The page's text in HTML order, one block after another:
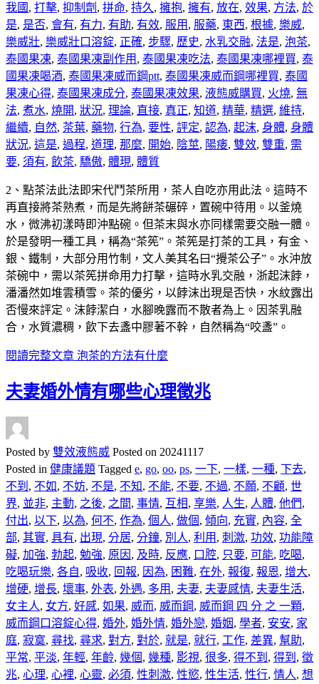
我國 , 打擊, 抑制劑 , 拼命, 持久 , 擁抱, 擁有, 放在, 效果, 方法, 於
是, 是否, 會有, 有力, 有助, 有效, 服用 , 服藥, 東西, 根據, 樂威,
樂威壯, 樂威壯口溶錠, 正確, 步驟, 歷史, 水乳交融, 法是, 泡茶,
泰國果凍, 泰國果凍副作用 , 泰國果凍吃法, 泰國果凍哪裡買, 泰
國果凍喝酒, 泰國果凍威而鋼ptt, 泰國果凍威而鋼哪裡買, 泰國
果凍心得, 泰國果凍成分, 泰國果凍效果, 液態威購買, 火燒, 無
法, 煮水, 燒開, 狀況, 理論, 直接, 真正, 知道, 精華, 精選, 維持,
繼續, 自然, 茶葉, 藥物, 行為, 要性, 評定, 認為, 起沫, 身體, 身體
狀況, 這是, 過程, 道理, 那麼, 開始, 陰莖, 陽痿, 雙效, 雙重, 需
要, 須有, 飲茶, 驕傲, 體現, 體質
2、點茶法此法即宋代鬥茶所用，茶人自吃亦用此法。這時不
再直接將茶熟煮，而是先將餅茶碾碎，置碗中待用。以釜燒
水，微沸初漾時即沖點碗。但茶末與水亦同樣需要交融一體。
於是發明一種工具，稱為“茶筅”。茶筅是打茶的工具，有金、
銀、鐵制，大部分用竹制，文人美其名曰“攪茶公子”。水沖放
茶碗中，需以茶筅拼命用力打擊，這時水乳交融，浙起沫餑，
潘潘然如堆雲積雪。茶的優劣，以餑沫出現是否快，水紋露出
否慢來評定。沫餑潔白，水腳晚露而不散者為上。因茶乳融
合，水質濃稠，飲下去盞中膠著不幹，自然稱為“咬盞”。
閱讀完整文章 泡茶的方法有什麼
夫妻婚外情有哪些心理徵兆
Posted by 雙效液態威 Posted on 20241117
Posted in 健康議題 Tagged e, go, oo, ps, 一下, 一樣, 一種, 下去,
不到 , 不如, 不妨, 不是, 不知, 不能, 不要, 不過, 不願, 不顧, 世
界, 並非, 主動, 之後, 之間, 事情, 互相, 享樂, 人生, 人體, 他們,
付出, 以下, 以為, 何不, 作為, 個人, 做個, 傾向, 充實, 內容, 全
部, 其實, 具有, 出現, 分居, 分鐘, 別人, 利用 , 刺激, 功效, 功能障
礙, 加強, 勃起, 勉強, 原因 , 及時, 反應, 口腔, 只要, 可能, 吃喝,
吃喝玩樂, 各自, 吸收, 回報, 因為, 困難, 在外, 報復, 報恩, 增大,
增硬, 增長, 壞事, 外表, 外遇, 多用 , 夫妻, 夫妻感情, 夫妻生活,
女主人, 女方, 好感, 如果, 威而, 威而鋼, 威而鋼 四 分 之 一顆,
威而鋼口溶錠心得, 婚外, 婚外情, 婚外戀, 婚姻, 學者, 安安, 家
庭, 寂寞, 尋找, 尋求, 對方, 對於, 就是, 就行, 工作, 差異, 幫助,
平常, 平淡, 年輕, 年齡, 幾個, 幾種, 影視, 很多, 得不到 , 得到 , 徵
兆, 心理, 心裡, 心靈, 必須, 性刺激, 性慾, 性生活, 性行, 情人, 想